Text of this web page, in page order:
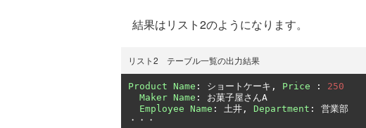
結果はリスト2のようになります。
リスト2 テーブル一覧の出力結果
Product Name : ショートケーキ, Price :
250
Maker Name : お菓子屋さんA
Employee Name : 土井, Department :
営業部
・・・